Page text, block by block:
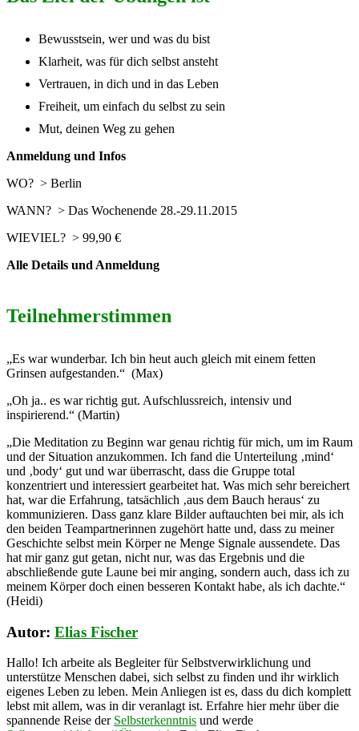
Bewusstsein, wer und was du bist
Klarheit, was für dich selbst ansteht
Vertrauen, in dich und in das Leben
Freiheit, um einfach du selbst zu sein
Mut, deinen Weg zu gehen
Anmeldung und Infos
WO? > Berlin
WANN? > Das Wochenende 28.-29.11.2015
WIEVIEL? > 99,90 €
Alle Details und Anmeldung
Teilnehmerstimmen
„Es war wunderbar. Ich bin heut auch gleich mit einem fetten
Grinsen aufgestanden.“ (Max)
„Oh ja.. es war richtig gut. Aufschlussreich, intensiv und
inspirierend.“ (Martin)
„Die Meditation zu Beginn war genau richtig für mich, um im Raum
und der Situation anzukommen. Ich fand die Unterteilung ‚mind‘
und ‚body‘ gut und war überrascht, dass die Gruppe total
konzentriert und interessiert gearbeitet hat. Was mich sehr bereichert
hat, war die Erfahrung, tatsächlich ‚aus dem Bauch heraus‘ zu
kommunizieren. Dass ganz klare Bilder auftauchten bei mir, als ich
den beiden Teampartnerinnen zugehört hatte und, dass zu meiner
Geschichte selbst mein Körper ne Menge Signale aussendete. Das
hat mir ganz gut getan, nicht nur, was das Ergebnis und die
abschließende gute Laune bei mir anging, sondern auch, dass ich zu
meinem Körper doch einen besseren Kontakt habe, als ich dachte.“
(Heidi)
Autor: Elias Fischer
Hallo! Ich arbeite als Begleiter für Selbstverwirklichung und
unterstütze Menschen dabei, sich selbst zu finden und ihr wirklich
eigenes Leben zu leben. Mein Anliegen ist es, dass du dich komplett
lebst mit allem, was in dir veranlagt ist. Erfahre hier mehr über die
spannende Reise der Selbsterkenntnis und werde